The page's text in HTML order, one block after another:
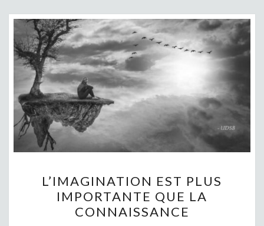
EST
PLUS
IMPORTANTE
L’IMAGINATION EST PLUS
IMPORTANTE QUE LA
CONNAISSANCE